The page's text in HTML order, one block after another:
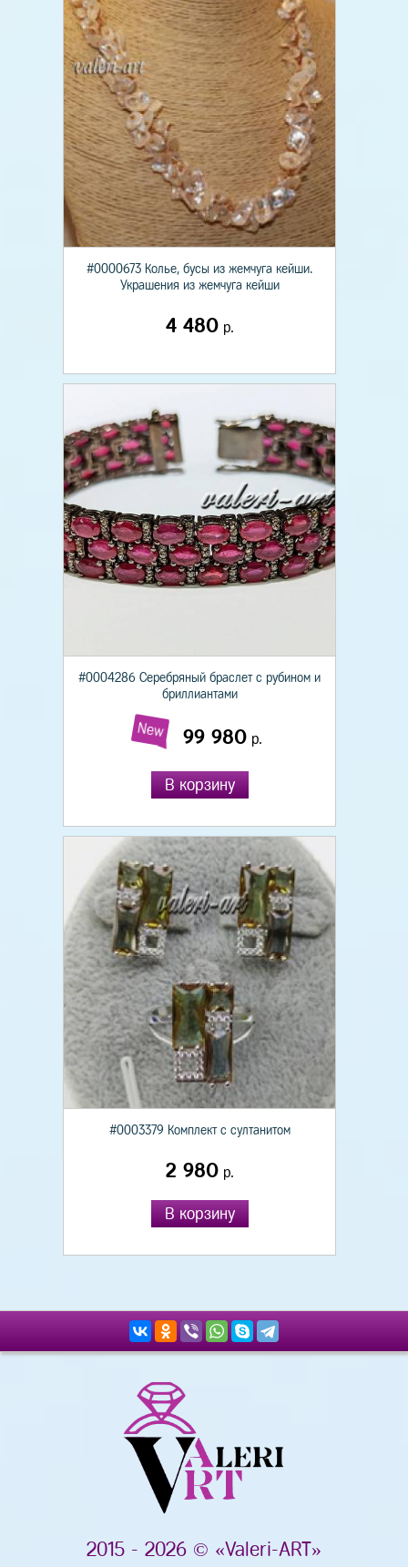
#0000673 Колье, бусы из жемчуга кейши.
Украшения из жемчуга кейши
4 480р.
#0004286 Серебряный браслет с рубином и
бриллиантами
New 99 980р.
В корзину
#0003379 Комплект с султанитом
2 980р.
В корзину
2015 - 2026 © «Valeri-ART»